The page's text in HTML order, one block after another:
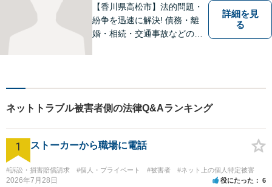
談可】
【香川県高松市】法的問題・
紛争を迅速に解決! 債務・離
婚・相続・交通事故などの問
詳細を見
る
ネットトラブル被害者側の法律Q&Aランキング
1 ストーカーから職場に電話
#訴訟・損害賠償請求 #個人・プライベート #被害者 #ネット上の個人特定被害
2026年7月28日 役にたった 6